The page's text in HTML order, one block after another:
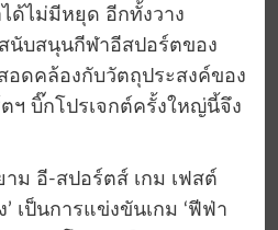
ด้ไม่มีหยุด อีกทั้งวาง
นับสนุนกีฬาอีสปอร์ตของ
อดคล้องกับวัตถุประสงค์ของ
ฯ บิ๊กโปรเจกต์ครั้งใหญ่นี้จึง
าม อี-สปอร์ตส์ เกม เฟสต์
เป็นการแข่งขันเกม ‘ฟีฟ่า